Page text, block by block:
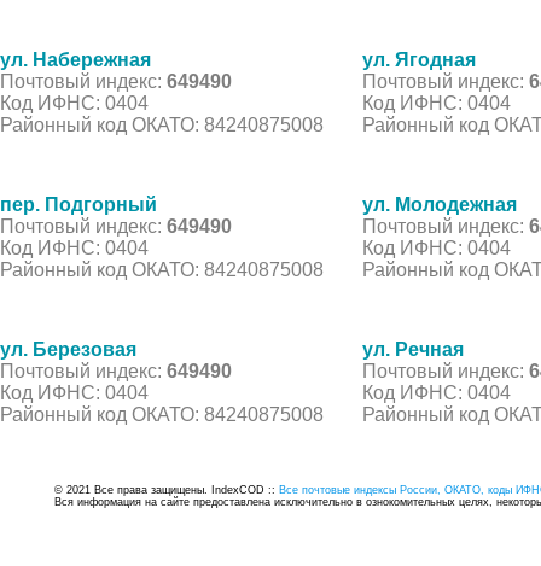
ул. Набережная
Почтовый индекс: 649490
Код ИФНС: 0404
Районный код ОКАТО: 84240875008
ул. Ягодная
Почтовый индекс:
Код ИФНС: 0404
Районный код
пер. Подгорный
Почтовый индекс: 649490
Код ИФНС: 0404
Районный код ОКАТО: 84240875008
ул. Молодежная
Почтовый индекс:
Код ИФНС: 0404
Районный код
ул. Березовая
Почтовый индекс: 649490
Код ИФНС: 0404
Районный код ОКАТО: 84240875008
ул. Речная
Почтовый индекс:
Код ИФНС: 0404
Районный код
© 2021 Все права защищены. IndexCOD :: Все почтовые индексы России, ОКАТО, коды
Вся информация на сайте предоставлена исключительно в ознокомительных целях,